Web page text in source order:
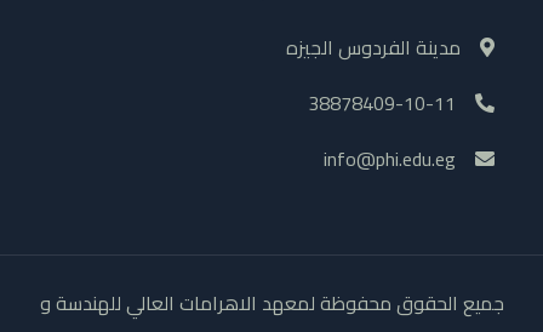
مدينة الفردوس الجيزه
38878409-10-11
info@phi.edu.eg
جميع الحقوق محفوظة لمعهد الاهرامات العالي للهندسة و